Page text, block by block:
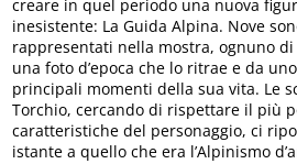
creare in quel periodo una nuova
inesistente: La Guida Alpina. Nove
rappresentati nella mostra, ognuno
una foto d’epoca che lo ritrae e da
principali momenti della sua vita. Le
Torchio, cercando di rispettare il più
caratteristiche del personaggio, ci
istante a quello che era l’Alpinismo